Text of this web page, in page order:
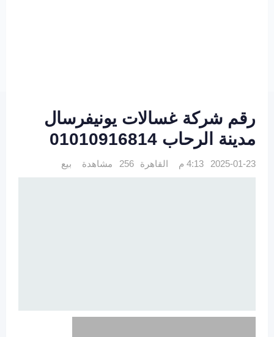
رقم شركة غسالات يونيفرسال
مدينة الرحاب 01010916814
2025-01-23 4:13 م القاهرة 256 مشاهدة بيع